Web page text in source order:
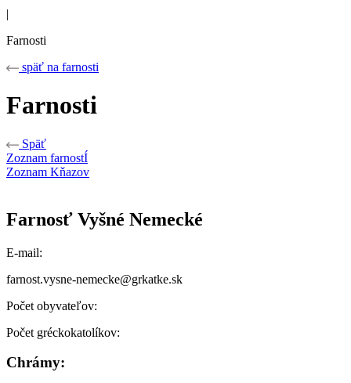
|
Farnosti
späť na farnosti
Farnosti
Späť
Zoznam farnostÍ
Zoznam Kňazov
Farnosť Vyšné Nemecké
E-mail:
farnost.vysne-nemecke@grkatke.sk
Počet obyvateľov:
Počet gréckokatolíkov:
Chrámy: